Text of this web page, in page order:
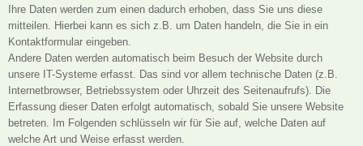
Ihre Daten werden zum einen dadurch erhoben, dass Sie uns diese
mitteilen. Hierbei kann es sich z.B. um Daten handeln, die Sie in ein
Kontaktformular eingeben.
Andere Daten werden automatisch beim Besuch der Website durch
unsere IT-Systeme erfasst. Das sind vor allem technische Daten (z.B.
Internetbrowser, Betriebssystem oder Uhrzeit des Seitenaufrufs). Die
Erfassung dieser Daten erfolgt automatisch, sobald Sie unsere Website
betreten. Im Folgenden schlüsseln wir für Sie auf, welche Daten auf
welche Art und Weise erfasst werden.